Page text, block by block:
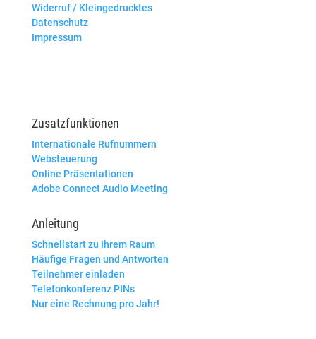
Widerruf / Kleingedrucktes
Datenschutz
Impressum
Zusatzfunktionen
Internationale Rufnummern
Websteuerung
Online Präsentationen
Adobe Connect Audio Meeting
Anleitung
Schnellstart zu Ihrem Raum
Häufige Fragen und Antworten
Teilnehmer einladen
Telefonkonferenz PINs
Nur eine Rechnung pro Jahr!